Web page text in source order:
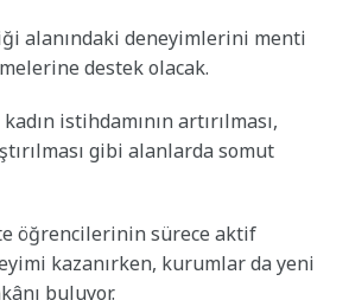
alanındaki deneyimlerini menti
destek olacak.
istihdamının artırılması,
gibi alanlarda somut
öğrencilerinin sürece aktif
kazanırken, kurumlar da yeni
buluyor.